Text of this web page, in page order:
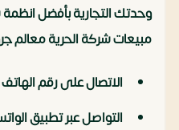
وحدتك التجارية بأفضل
مبيعات شركة الحرية معالم
الاتصال على رقم
التواصل عبر تطبيق